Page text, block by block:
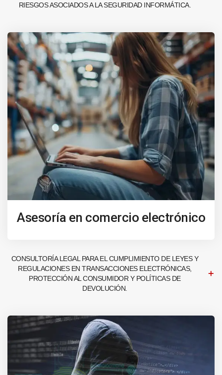
RIESGOS ASOCIADOS A LA SEGURIDAD INFORMÁTICA.
Asesoría en comercio electrónico
CONSULTORÍA LEGAL PARA EL CUMPLIMIENTO DE LEYES Y
REGULACIONES EN TRANSACCIONES ELECTRÓNICAS,
PROTECCIÓN AL CONSUMIDOR Y POLÍTICAS DE
DEVOLUCIÓN.